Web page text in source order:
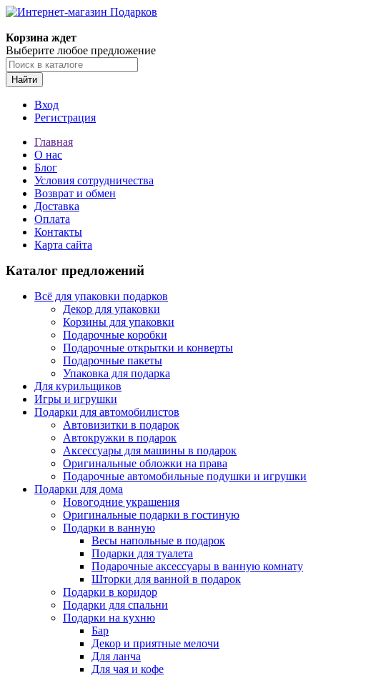
Корзина ждет
Выберите любое предложение
Найти
Вход
Регистрация
Главная
О нас
Блог
Условия сотрудничества
Возврат и обмен
Доставка
Оплата
Контакты
Карта сайта
Каталог предложений
Всё для упаковки подарков
Декор для упаковки
Корзины для упаковки
Подарочные коробки
Подарочные открытки и конверты
Подарочные пакеты
Упаковка для подарка
Для курильщиков
Игры и игрушки
Подарки для автомобилистов
Автовизитки в подарок
Автокружки в подарок
Аксессуары для машины в подарок
Оригинальные обложки на права
Подарочные автомобильные подушки и игрушки
Подарки для дома
Новогодние украшения
Оригинальные подарки в гостиную
Подарки в ванную
Весы напольные в подарок
Подарки для туалета
Подарочные аксессуары в ванную комнату
Шторки для ванной в подарок
Подарки в коридор
Подарки для спальни
Подарки на кухню
Бар
Декор и приятные мелочи
Для ланча
Для чая и кофе